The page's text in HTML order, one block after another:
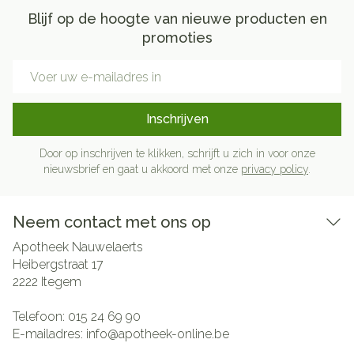
Blijf op de hoogte van nieuwe producten en
promoties
Inschrijven
Door op inschrijven te klikken, schrijft u zich in voor onze
nieuwsbrief en gaat u akkoord met onze privacy policy
Neem contact met ons op
Apotheek Nauwelaerts
Heibergstraat 17
2222 Itegem
Telefoon: 015 24 69 90
E-mailadres: info@apotheek-online.be